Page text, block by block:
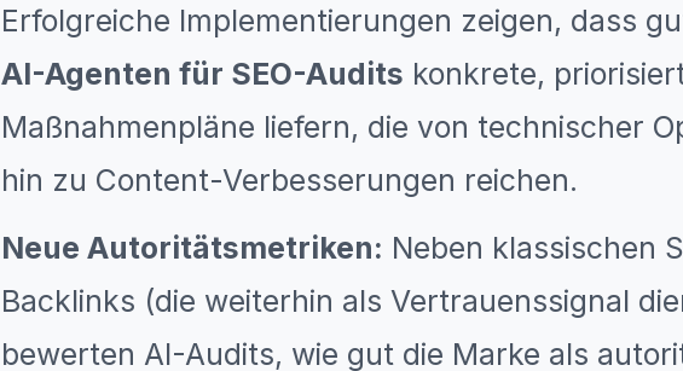
Erfolgreiche Implementierungen zeigen, dass
AI-Agenten für SEO-Audits konkrete,
Maßnahmenpläne liefern, die von technischer
hin zu Content-Verbesserungen reichen.
Neue Autoritätsmetriken: Neben klassischen
Backlinks (die weiterhin als Vertrauenssignal
bewerten AI-Audits, wie gut die Marke als